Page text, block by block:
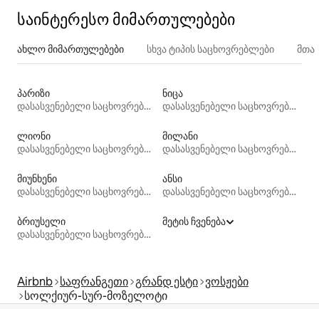
საინტერესო მიმართულებები
ახლო მიმართულებები სხვა ტიპის საცხოვრებლები
პარიზი
დასასვენებელი საცხოვრებლები
ნიცა
დასასვენებელი საცხოვრებლები
ლიონი
დასასვენებელი საცხოვრებლები
მილანი
დასასვენებელი საცხოვრებლები
მიუნხენი
დასასვენებელი საცხოვრებლები
ანსი
დასასვენებელი საცხოვრებლები
ბრიუსელი
დასასვენებელი საცხოვრებლები
მეტის ჩვენება
Airbnb საფრანგეთი გრანდ ესტი ვოსჟები
სოლქიურ-სურ-მოზელოტი